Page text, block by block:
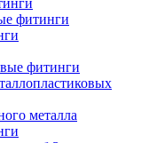
фитинги
фитинги
металла